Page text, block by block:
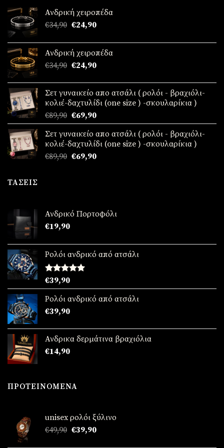
Ανδρική χειροπέδα
€34,90 Original
was:
€34,90.
€24,90Η
τιμή
είναι:
€24,90.
Ανδρική χειροπέδα
€34,90 Original
was:
€34,90.
€24,90Η
τιμή
είναι:
€24,90.
Σετ γυναικείο απο ατσάλι ( ρολόι - βραχιόλι-
κολιέ-δαχτυλίδι (one size ) -σκουλαρίκια )
€89,90 Original
price
was:
€89,90.
€69,90Η
τρέχουσα
τιμή
είναι:
€69,90.
Σετ γυναικείο απο ατσάλι ( ρολόι - βραχιόλι-
κολιέ-δαχτυλίδι (one size ) -σκουλαρίκια )
€89,90 Original
€69,90Η
ΤΆΣΕΙΣ
Ανδρικό Πορτοφόλι
€19,90
Ρολόι ανδρικό από ατσάλι
Βαθμολογήθηκε
με5.00
από 5
€39,90
Ρολόι ανδρικό από ατσάλι
€39,90
Ανδρικα δερμάτινα βραχιόλια
€14,90
ΠΡΟΤΕΙΝΌΜΕΝΑ
unisex ρολόι ξύλινο
€49,90 Original
€39,90Η